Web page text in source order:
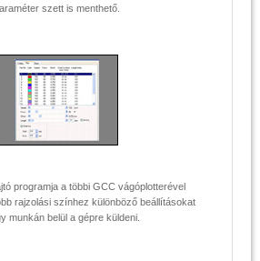
szett is menthető.
programja a többi GCC vágóplotterével
rajzolási színhez különböző beállításokat
munkán belül a gépre küldeni.